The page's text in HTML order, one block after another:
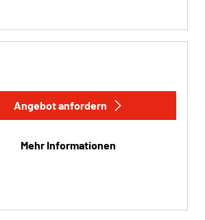
Angebot anfordern
Mehr Informationen